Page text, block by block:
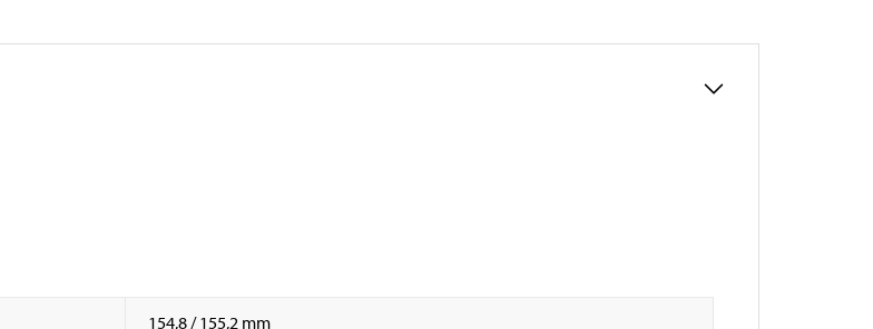
154,8 / 155,2 mm